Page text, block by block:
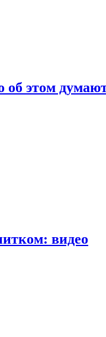
об этом
видео